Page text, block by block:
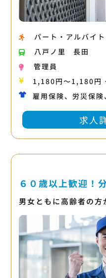
パート・アルバイト
八戸ノ里
長田
管理員
1,180円〜1,180円
雇用保険、労災保
求人
６０歳以上歓迎！
男女ともに高齢者の